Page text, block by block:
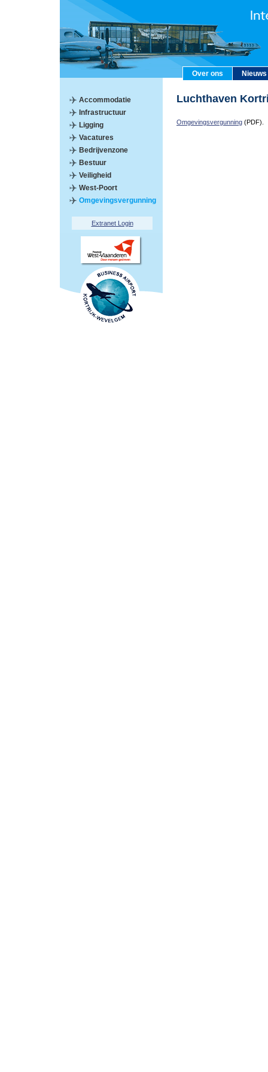
Over ons Nieuws
Accommodatie
Infrastructuur
Ligging
Vacatures
Bedrijvenzone
Bestuur
Veiligheid
West-Poort
Omgevingsvergunning
Extranet Login
Luchthaven
Omgevingsvergunning (PDF).